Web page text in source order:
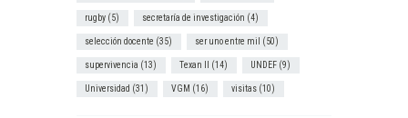
rugby (5) secretaría de investigación (4)
selección docente (35) ser uno entre mil (50)
supervivencia (13) Texan II (14) UNDEF (9)
Universidad (31) VGM (16) visitas (10)